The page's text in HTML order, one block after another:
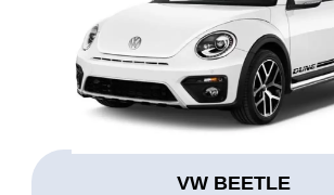
VW BEETLE